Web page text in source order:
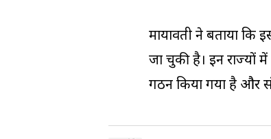
मायावती ने बताया कि
जा चुकी है। इन राज्यों
गठन किया गया है और